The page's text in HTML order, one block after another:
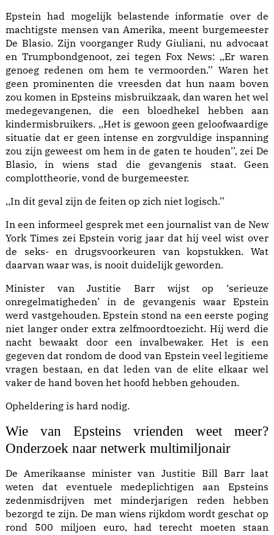
Epstein had mogelijk belastende informatie over de
machtigste mensen van Amerika, meent burgemeester
De Blasio. Zijn voorganger Rudy Giuliani, nu advocaat
en Trumpbondgenoot, zei tegen Fox News: ,,Er waren
genoeg redenen om hem te vermoorden.’’ Waren het
geen prominenten die vreesden dat hun naam boven
zou komen in Epsteins misbruikzaak, dan waren het wel
medegevangenen, die een bloedhekel hebben aan
kindermisbruikers. ,,Het is gewoon geen geloofwaardige
situatie dat er geen intense en zorgvuldige inspanning
zou zijn geweest om hem in de gaten te houden’’, zei De
Blasio, in wiens stad die gevangenis staat. Geen
complottheorie, vond de burgemeester.
,,In dit geval zijn de feiten op zich niet logisch.’’
In een informeel gesprek met een journalist van de New
York Times zei Epstein vorig jaar dat hij veel wist over
de seks- en drugsvoorkeuren van kopstukken. Wat
daarvan waar was, is nooit duidelijk geworden.
Minister van Justitie Barr wijst op ‘serieuze
onregelmatigheden’ in de gevangenis waar Epstein
werd vastgehouden. Epstein stond na een eerste poging
niet langer onder extra zelfmoordtoezicht. Hij werd die
nacht bewaakt door een invalbewaker. Het is een
gegeven dat rondom de dood van Epstein veel legitieme
vragen bestaan, en dat leden van de elite elkaar wel
vaker de hand boven het hoofd hebben gehouden.
Opheldering is hard nodig.
Wie van Epsteins vrienden weet meer?
Onderzoek naar netwerk multimiljonair
De Amerikaanse minister van Justitie Bill Barr laat
weten dat eventuele medeplichtigen aan Epsteins
zedenmisdrijven met minderjarigen reden hebben
bezorgd te zijn. De man wiens rijkdom wordt geschat op
rond 500 miljoen euro, had terecht moeten staan